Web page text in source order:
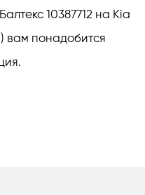
10387712 на Kia
вам понадобится